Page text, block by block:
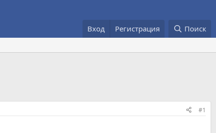
Вход Регистрация Поиск
#1